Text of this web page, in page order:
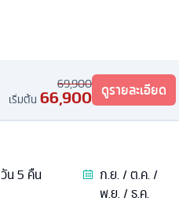
69,900
เริ่มต้น 66,900 ดูรายละเอียด
วัน5 คืน
ก.ย. / ต.ค. /
พ.ย. / ธ.ค.